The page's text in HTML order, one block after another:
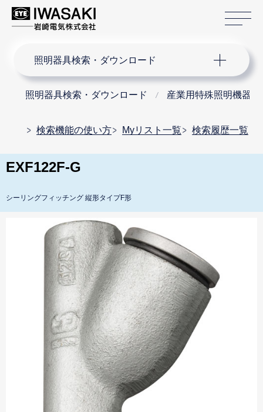
照明器具検索・ダウンロード
照明器具検索・ダウンロード 産業用特殊照明機器
検索機能の使い方 Myリスト一覧 検索履歴一覧
EXF122F-G
シーリングフィッチング 縦形タイプF形